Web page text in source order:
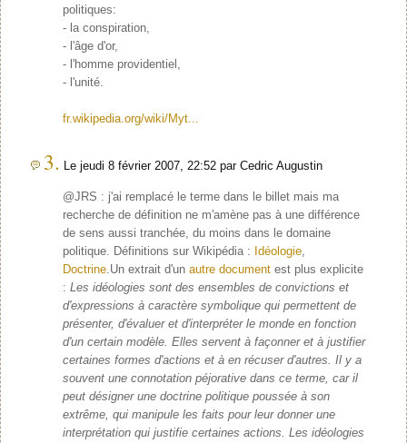
politiques:
- la conspiration,
- l'âge d'or,
- l'homme providentiel,
- l'unité.
fr.wikipedia.org/wiki/Myt...
3. Le jeudi 8 février 2007, 22:52 par Cedric Augustin
@JRS : j'ai remplacé le terme dans le billet mais ma
recherche de définition ne m'amène pas à une différence
de sens aussi tranchée, du moins dans le domaine
politique. Définitions sur Wikipédia : Idéologie,
Doctrine.Un extrait d'un autre documentest plus explicite
: Les idéologies sont des ensembles de convictions et
d'expressions à caractère symbolique qui permettent de
présenter, d'évaluer et d'interpréter le monde en fonction
d'un certain modèle. Elles servent à façonner et à justifier
certaines formes d'actions et à en récuser d'autres. Il y a
souvent une connotation péjorative dans ce terme, car il
peut désigner une doctrine politique poussée à son
extrême, qui manipule les faits pour leur donner une
interprétation qui justifie certaines actions. Les idéologies